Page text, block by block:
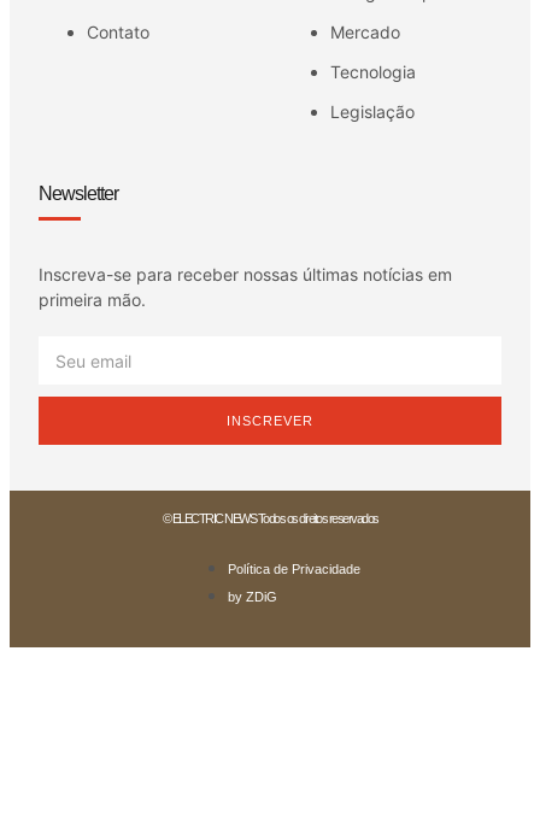
Contato
Mercado
Tecnologia
Legislação
Newsletter
Inscreva-se para receber nossas últimas notícias em
primeira mão.
INSCREVER
© ELECTRIC NEWS Todos os direitos reservados
Política de Privacidade
by ZDiG